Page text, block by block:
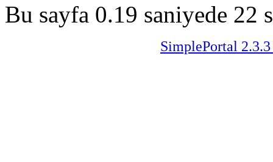
Bu sayfa 0.19 saniyede 22
SimplePortal